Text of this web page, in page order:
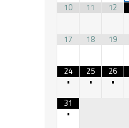
10 11 12
17
18 19
24
•
25
•
26
•
31
•